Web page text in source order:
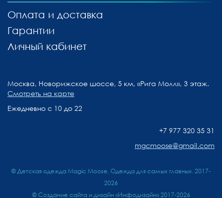
Оплата и доставка
Гарантии
Личный кабинет
Москва, Новорижское шоссе, 5 км, «Рига Молл», 3 этаж.
Смотреть на карте
Ежедневно с 10 до 22
+7 977 320 35 31
mgcmoose@gmail.com
© Детская одежда Magic Moose. Одежда для самых главных. 2017-
2026
© Создание сайта и дизайн «Инфодизайн»2017-2026